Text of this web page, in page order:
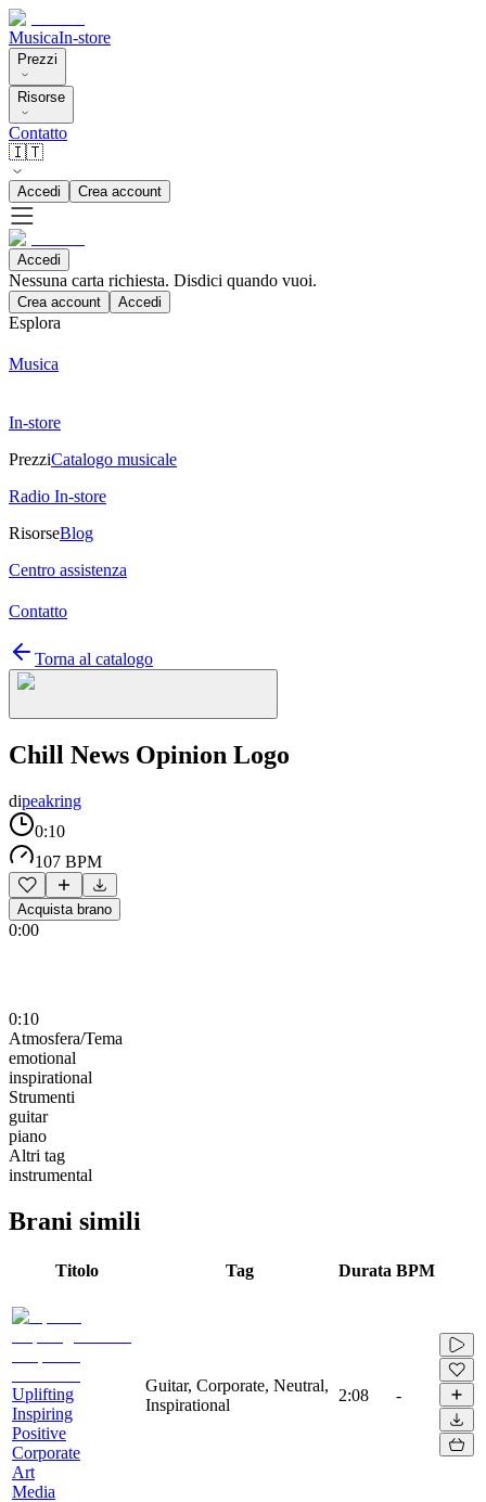
MusicaIn-store
Prezzi
Risorse
Contatto
🇮🇹
Accedi Crea account
Accedi
Nessuna carta richiesta. Disdici quando vuoi.
Crea account Accedi
Esplora
Musica
In-store
PrezziCatalogo musicale
Radio In-store
RisorseBlog
Centro assistenza
Contatto
Torna al catalogo
Chill News Opinion Logo
dipeakring
0:10
107 BPM
Acquista brano
0:00
0:10
Atmosfera/Tema
emotional
inspirational
Strumenti
guitar
piano
Altri tag
instrumental
Brani simili
Titolo Tag Durata BPM
Uplifting
Inspiring
Positive
Corporate
Art
Media
Guitar, Corporate, Neutral,
Inspirational
2:08 -